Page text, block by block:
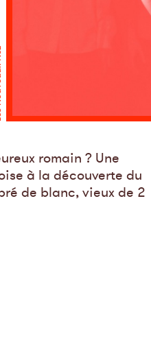
romain ? Une
à la découverte du
de blanc, vieux de 2